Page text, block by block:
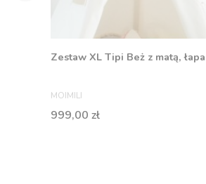
Zestaw XL Tipi Beż z matą,
PRODUCENT
MOIMILI
Cena
999,00 zł